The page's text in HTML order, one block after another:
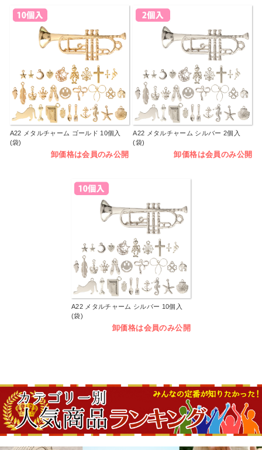
A22 メタルチャーム ゴールド 10個入
(袋)
卸価格は会員のみ公開
A22 メタルチャーム シルバー 2個入
(袋)
卸価格は会員のみ公開
A22 メタルチャーム シルバー 10個入
(袋)
卸価格は会員のみ公開